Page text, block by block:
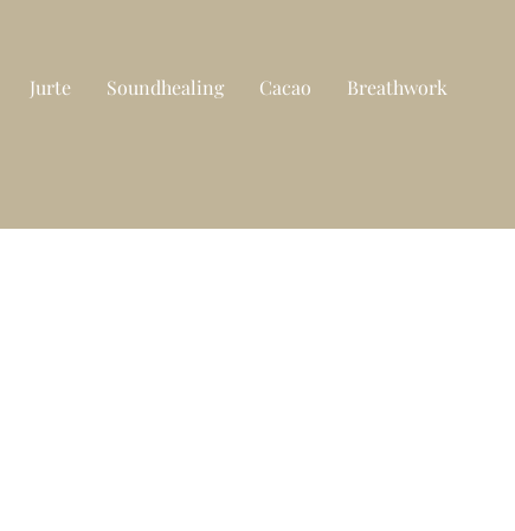
Jurte Soundhealing Cacao Breathwork